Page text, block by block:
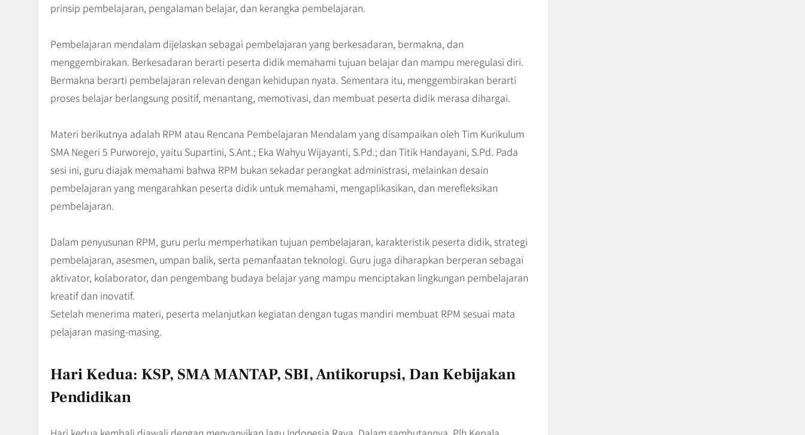
prinsip pembelajaran, pengalaman belajar, dan kerangka pembelajaran.
Pembelajaran mendalam dijelaskan sebagai pembelajaran yang berkesadaran, bermakna, dan
menggembirakan. Berkesadaran berarti peserta didik memahami tujuan belajar dan mampu meregulasi diri.
Bermakna berarti pembelajaran relevan dengan kehidupan nyata. Sementara itu, menggembirakan berarti
proses belajar berlangsung positif, menantang, memotivasi, dan membuat peserta didik merasa dihargai.
Materi berikutnya adalah RPM atau Rencana Pembelajaran Mendalam yang disampaikan oleh Tim Kurikulum
SMA Negeri 5 Purworejo, yaitu Supartini, S.Ant.; Eka Wahyu Wijayanti, S.Pd.; dan Titik Handayani, S.Pd. Pada
sesi ini, guru diajak memahami bahwa RPM bukan sekadar perangkat administrasi, melainkan desain
pembelajaran yang mengarahkan peserta didik untuk memahami, mengaplikasikan, dan merefleksikan
pembelajaran.
Dalam penyusunan RPM, guru perlu memperhatikan tujuan pembelajaran, karakteristik peserta didik, strategi
pembelajaran, asesmen, umpan balik, serta pemanfaatan teknologi. Guru juga diharapkan berperan sebagai
aktivator, kolaborator, dan pengembang budaya belajar yang mampu menciptakan lingkungan pembelajaran
kreatif dan inovatif.
Setelah menerima materi, peserta melanjutkan kegiatan dengan tugas mandiri membuat RPM sesuai mata
pelajaran masing-masing.
Hari Kedua: KSP, SMA MANTAP, SBI, Antikorupsi, Dan Kebijakan
Pendidikan